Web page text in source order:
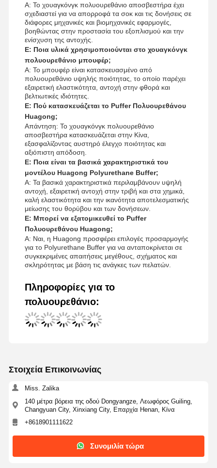
Α: Το χουαγκόνγκ πολυουρεθάνιο αποσβεστήρα έχει
σχεδιαστεί για να απορροφά τα σοκ και τις δονήσεις σε
διάφορες μηχανικές και βιομηχανικές εφαρμογές,
βοηθώντας στην προστασία του εξοπλισμού και την
ενίσχυση της αντοχής.
Ε: Ποια υλικά χρησιμοποιούνται στο χουαγκόνγκ
πολυουρεθάνιο μπουφέρ;
Α: Το μπουφέρ είναι κατασκευασμένο από
πολυουρεθάνιο υψηλής ποιότητας, το οποίο παρέχει
εξαιρετική ελαστικότητα, αντοχή στην φθορά και
βελτιωτικές ιδιότητες.
Ε: Πού κατασκευάζεται το Puffer Πολυουρεθάνου
Huagong;
Απάντηση: Το χουαγκόνγκ πολυουρεθάνιο
αποσβεστήρα κατασκευάζεται στην Κίνα,
εξασφαλίζοντας αυστηρό έλεγχο ποιότητας και
αξιόπιστη απόδοση.
Ε: Ποια είναι τα βασικά χαρακτηριστικά του
μοντέλου Huagong Polyurethane Buffer;
Α: Τα βασικά χαρακτηριστικά περιλαμβάνουν υψηλή
αντοχή, εξαιρετική αντοχή στην τριβή και στα χημικά,
καλή ελαστικότητα και την ικανότητα αποτελεσματικής
μείωσης του θορύβου και των δονήσεων.
Ε: Μπορεί να εξατομικευθεί το Puffer
Πολυουρεθάνου Huagong;
Α: Ναι, η Huagong προσφέρει επιλογές προσαρμογής
για το Polyurethane Buffer για να ανταποκρίνεται σε
συγκεκριμένες απαιτήσεις μεγέθους, σχήματος και
σκληρότητας με βάση τις ανάγκες των πελατών.
Πληροφορίες για το
πολυουρεθάνιο:
Στοιχεία Επικοινωνίας
Miss. Zalika
140 μέτρα βόρεια της οδού Dongyangze, Λεωφόρος Guiling,
Changyuan City, Xinxiang City, Επαρχία Henan, Κίνα
+8618901111622
Συνομιλία τώρα